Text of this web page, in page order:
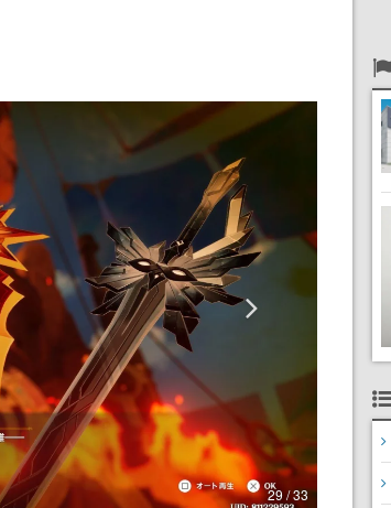
29 / 33